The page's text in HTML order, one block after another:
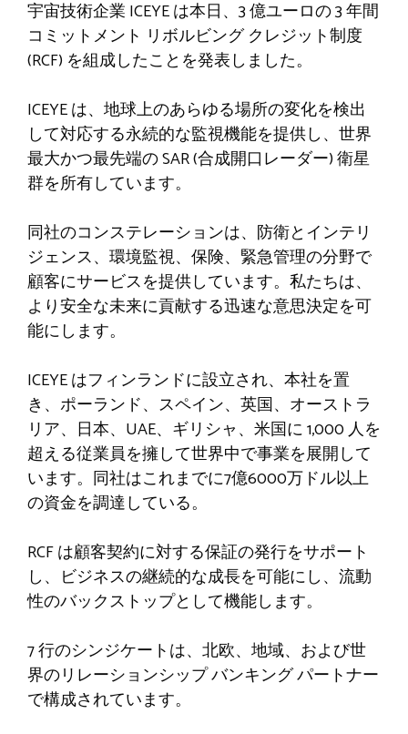
宇宙技術企業 ICEYE は本日、3 億ユーロの 3 年間
コミットメント リボルビング クレジット制度
(RCF) を組成したことを発表しました。
ICEYE は、地球上のあらゆる場所の変化を検出
して対応する永続的な監視機能を提供し、世界
最大かつ最先端の SAR (合成開口レーダー) 衛星
群を所有しています。
同社のコンステレーションは、防衛とインテリ
ジェンス、環境監視、保険、緊急管理の分野で
顧客にサービスを提供しています。私たちは、
より安全な未来に貢献する迅速な意思決定を可
能にします。
ICEYE はフィンランドに設立され、本社を置
き、ポーランド、スペイン、英国、オーストラ
リア、日本、UAE、ギリシャ、米国に 1,000 人を
超える従業員を擁して世界中で事業を展開して
います。同社はこれまでに7億6000万ドル以上
の資金を調達している。
RCF は顧客契約に対する保証の発行をサポート
し、ビジネスの継続的な成長を可能にし、流動
性のバックストップとして機能します。
7 行のシンジケートは、北欧、地域、および世
界のリレーションシップ バンキング パートナー
で構成されています。